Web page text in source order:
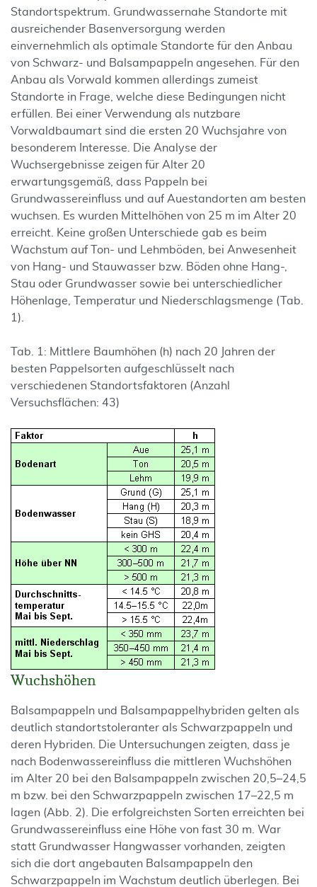
Standortspektrum. Grundwassernahe Standorte mit
ausreichender Basenversorgung werden
einvernehmlich als optimale Standorte für den Anbau
von Schwarz- und Balsampappeln angesehen. Für den
Anbau als Vorwald kommen allerdings zumeist
Standorte in Frage, welche diese Bedingungen nicht
erfüllen. Bei einer Verwendung als nutzbare
Vorwaldbaumart sind die ersten 20 Wuchsjahre von
besonderem Interesse. Die Analyse der
Wuchsergebnisse zeigen für Alter 20
erwartungsgemäß, dass Pappeln bei
Grundwassereinfluss und auf Auestandorten am besten
wuchsen. Es wurden Mittelhöhen von 25 m im Alter 20
erreicht. Keine großen Unterschiede gab es beim
Wachstum auf Ton- und Lehmböden, bei Anwesenheit
von Hang- und Stauwasser bzw. Böden ohne Hang-,
Stau oder Grundwasser sowie bei unterschiedlicher
Höhenlage, Temperatur und Niederschlagsmenge (Tab.
1).
Tab. 1: Mittlere Baumhöhen (h) nach 20 Jahren der
besten Pappelsorten aufgeschlüsselt nach
verschiedenen Standortsfaktoren (Anzahl
Versuchsflächen: 43)
Wuchshöhen
Balsampappeln und Balsampappelhybriden gelten als
deutlich standortstoleranter als Schwarzpappeln und
deren Hybriden. Die Untersuchungen zeigten, dass je
nach Bodenwassereinfluss die mittleren Wuchshöhen
im Alter 20 bei den Balsampappeln zwischen 20,5–24,5
m bzw. bei den Schwarzpappeln zwischen 17–22,5 m
lagen (Abb. 2). Die erfolgreichsten Sorten erreichten bei
Grundwassereinfluss eine Höhe von fast 30 m. War
statt Grundwasser Hangwasser vorhanden, zeigten
sich die dort angebauten Balsampappeln den
Schwarzpappeln im Wachstum deutlich überlegen. Bei